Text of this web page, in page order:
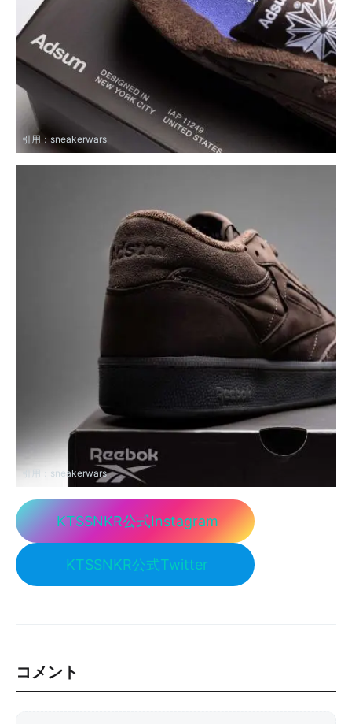
引用： sneakerwars
引用： sneakerwars
KTSSNKR公式Instagram
KTSSNKR公式Twitter
コメント